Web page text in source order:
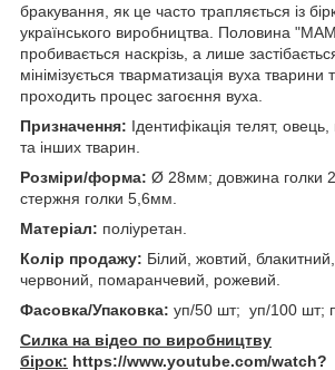
бракування, як це часто трапляється із
українського виробництва. Половина
пробивається наскрізь, а лише
мінімізується тварматизація вуха
проходить процес загоєння вуха.
Призначення: Ідентифікація телят,
та інших тварин.
Розміри/форма: Ø 28мм; довжина голки
стержня голки 5,6мм.
Матеріал: поліуретан.
Колір продажу: Білий, жовтий,
червоний, помаранчевий, рожевий.
Фасовка/Упаковка: уп/50 шт; уп/100 шт;
Силка на відео по виробництву
бірок: https://www.youtube.com/watch?